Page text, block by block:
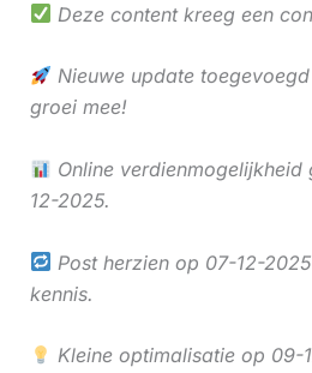
Deze content kreeg een
Nieuwe update
groei mee!
Online
12-2025.
Post herzien op 07-12-
kennis.
Kleine optimalisatie op 09-